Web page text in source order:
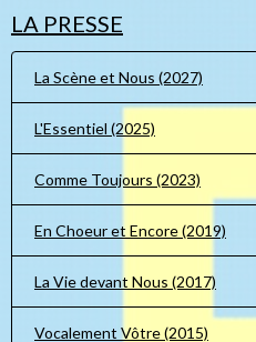
LA PRESSE
La Scène et Nous (2027)
L'Essentiel (2025)
Comme Toujours (2023)
En Choeur et Encore (2019)
La Vie devant Nous (2017)
Vocalement Vôtre (2015)